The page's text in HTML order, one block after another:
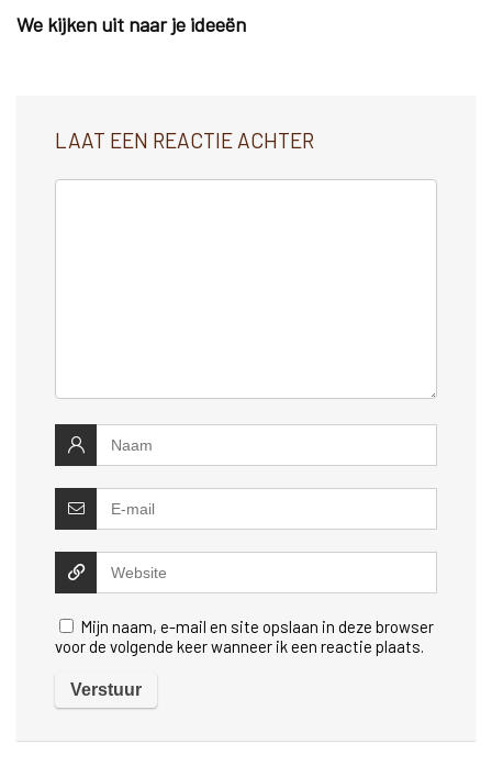
We kijken uit naar je ideeën
LAAT EEN REACTIE ACHTER
Mijn naam, e-mail en site opslaan in deze browser
voor de volgende keer wanneer ik een reactie plaats.